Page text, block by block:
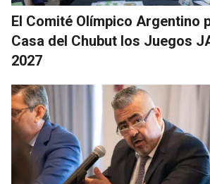
El Comité Olímpico Argentino
Casa del Chubut los Juegos
2027